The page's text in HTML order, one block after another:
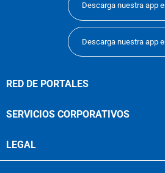
Descarga nuestra app
Descarga nuestra app
RED DE PORTALES
SERVICIOS CORPORATIVOS
LEGAL